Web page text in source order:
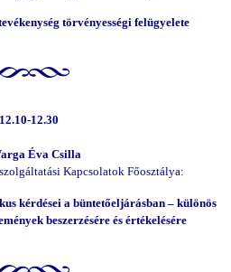
törvényességi felügyelete
12.10-12.30
Éva Csilla
Kapcsolatok Főosztálya:
kérdései a büntetőeljárásban – különös
beszerzésére és értékelésére